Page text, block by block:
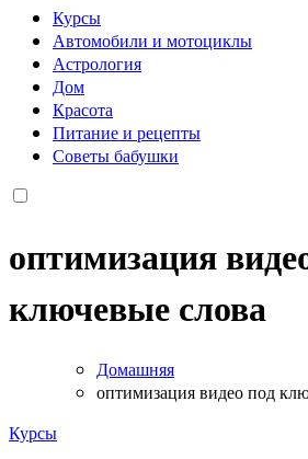
Курсы
Автомобили и мотоциклы
Астрология
Дом
Красота
Питание и рецепты
Советы бабушки
оптимизация
ключевые слова
Домашняя
оптимизация видео под
Курсы